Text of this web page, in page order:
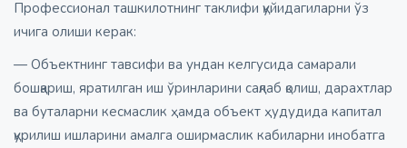
Профессионал ташкилотнинг таклифи қуйидагиларни ўз
ичига олиши керак:
— Объектнинг тавсифи ва ундан келгусида самарали
бошқариш, яратилган иш ўринларини сақлаб қолиш, дарахтлар
ва буталарни кесмаслик ҳамда объект ҳудудида капитал
қурилиш ишларини амалга оширмаслик кабиларни инобатга